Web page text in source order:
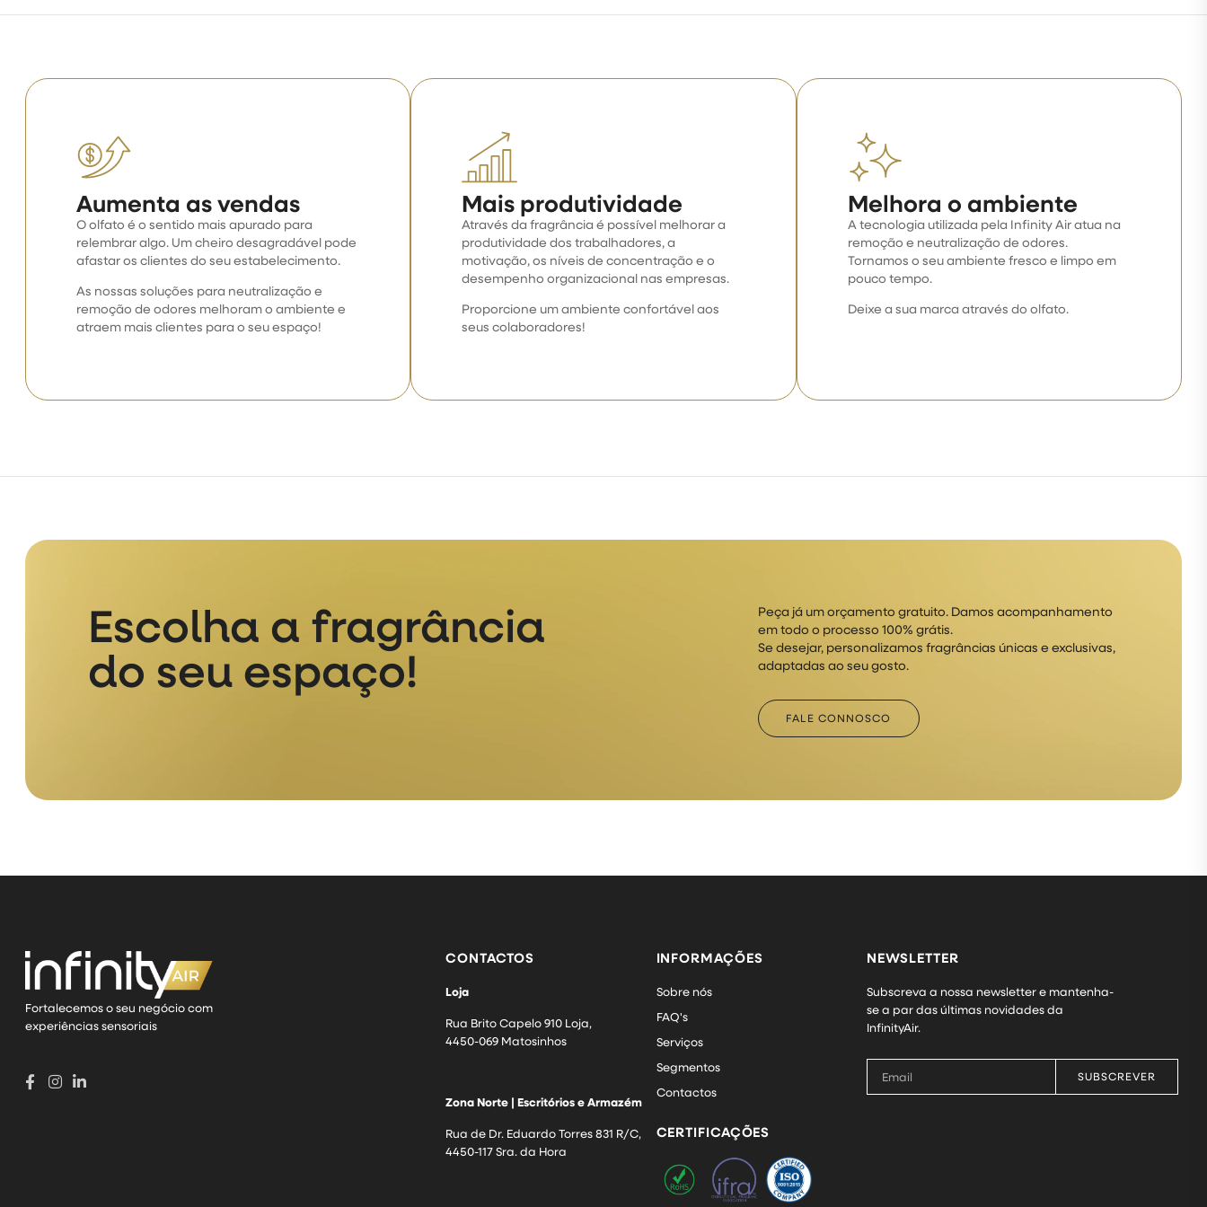
Aumenta as vendas
O olfato é o sentido mais apurado para
relembrar algo. Um cheiro desagradável pode
afastar os clientes do seu estabelecimento.
As nossas soluções para neutralização e
remoção de odores melhoram o ambiente e
atraem mais clientes para o seu espaço!
Mais produtividade
Através da fragrância é possível melhorar a
produtividade dos trabalhadores, a
motivação, os níveis de concentração e o
desempenho organizacional nas empresas.
Proporcione um ambiente confortável aos
seus colaboradores!
Melhora o ambiente
A tecnologia utilizada pela Infinity Air atua na
remoção e neutralização de odores.
Tornamos o seu ambiente fresco e limpo em
pouco tempo.
Deixe a sua marca através do olfato.
Escolha a fragrância
do seu espaço!
Peça já um orçamento gratuito. Damos acompanhamento
em todo o processo 100% grátis.
Se desejar, personalizamos fragrâncias únicas e exclusivas,
adaptadas ao seu gosto.
FALE CONNOSCO
Fortalecemos o seu negócio com
experiências sensoriais
CONTACTOS
Loja
Rua Brito Capelo 910 Loja,
4450-069 Matosinhos
Zona Norte | Escritórios e Armazém
Rua de Dr. Eduardo Torres 831 R/C,
4450-117 Sra. da Hora
INFORMAÇÕES
Sobre nós
FAQ's
Serviços
Segmentos
Contactos
CERTIFICAÇÕES
NEWSLETTER
Subscreva a nossa newsletter e mantenha-
se a par das últimas novidades da
InfinityAir.
SUBSCREVER